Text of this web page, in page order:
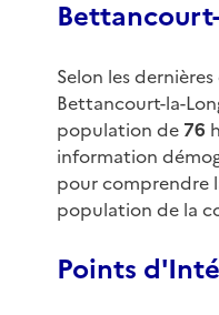
Selon les
Bettancourt-la-
population de 76
information
pour comprendre
population de la
Points